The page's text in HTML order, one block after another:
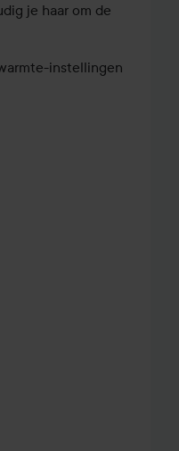
je haar om de
instellingen